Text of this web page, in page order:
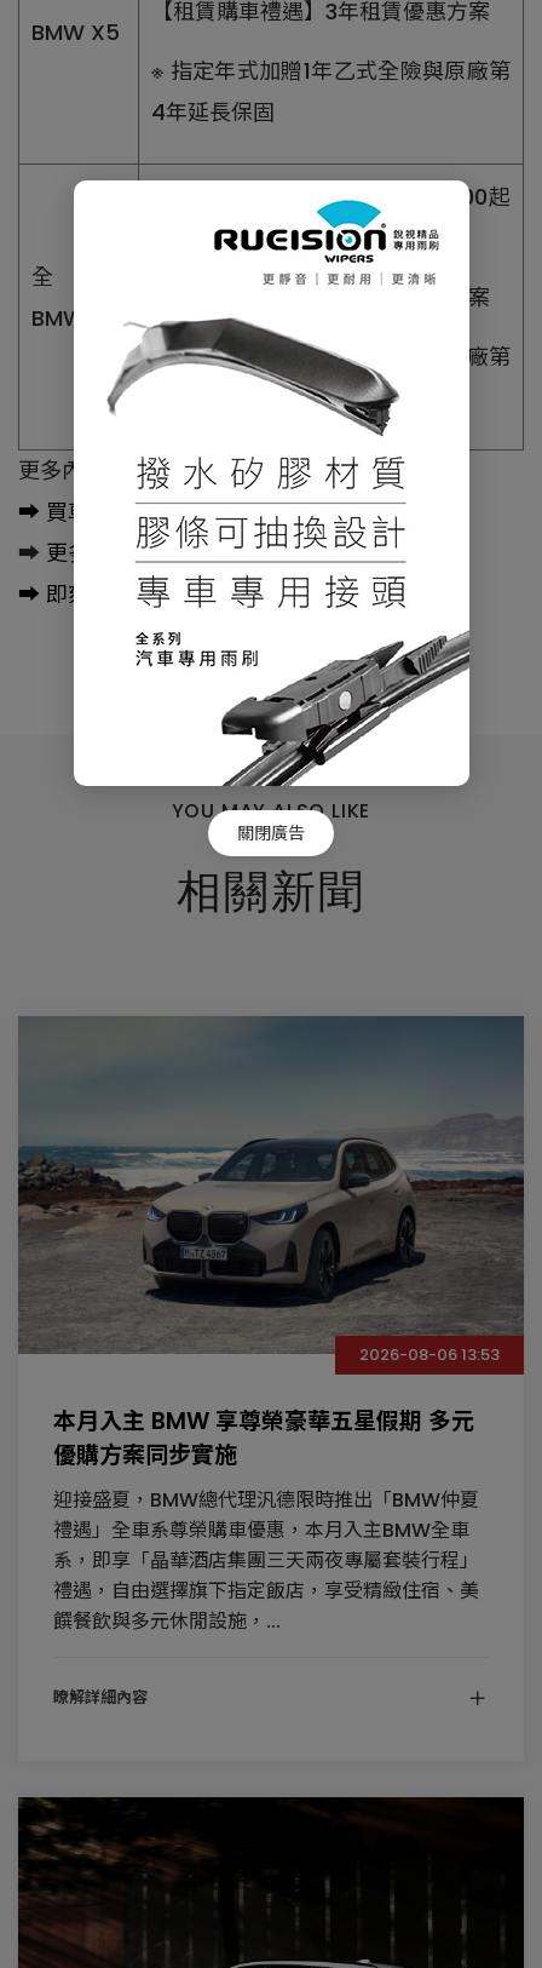
BMW X5
【租賃購車禮遇】3年租賃優惠方案
※ 指定年式加贈1年乙式全險與原廠第
4年延長保固
全新
BMW X6
【分期購車禮馭】月付NT$9,900起
或 120萬48期起零利率
【租賃購車禮遇】3年租賃優惠方案
※ 指定年式加贈1年乙式全險與原廠第
更多內容請點擊：
➡️ 買車不知從哪下手？購車趣告訴你
➡️ 更多新車訊息盡在購車趣
➡️ 即刻訂閱購車趣Youtube頻道
瀏覽人數：1956人
YOU MAY ALSO LIKE
相關新聞
2026-08-06 13:53
本月入主 BMW 享尊榮豪華五星假期 多元
優購方案同步實施
迎接盛夏，BMW總代理汎德限時推出「BMW仲夏
禮遇」全車系尊榮購車優惠，本月入主BMW全車
系，即享「晶華酒店集團三天兩夜專屬套裝行程」
禮遇，自由選擇旗下指定飯店，享受精緻住宿、美
饌餐飲與多元休閒設施，...
瞭解詳細內容
關閉廣告